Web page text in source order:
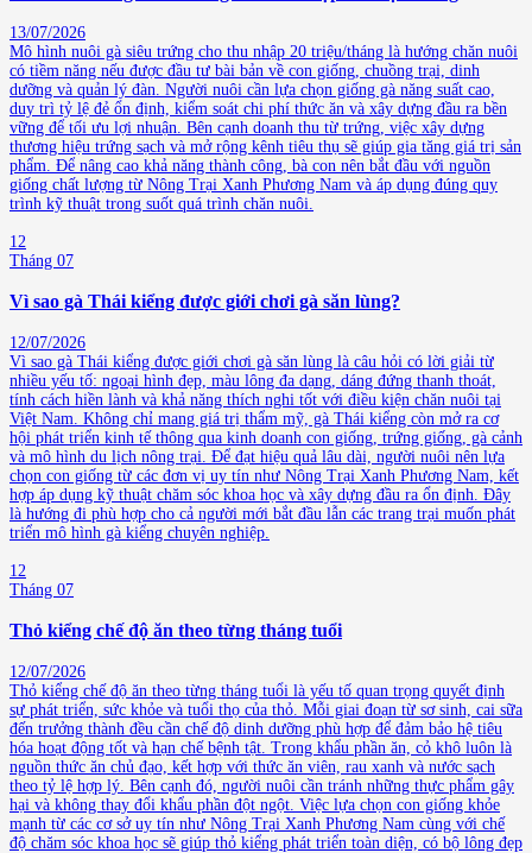
13/07/2026
Mô hình nuôi gà siêu trứng cho thu nhập 20 triệu/tháng là hướng chăn nuôi
có tiềm năng nếu được đầu tư bài bản về con giống, chuồng trại, dinh
dưỡng và quản lý đàn. Người nuôi cần lựa chọn giống gà năng suất cao,
duy trì tỷ lệ đẻ ổn định, kiểm soát chi phí thức ăn và xây dựng đầu ra bền
vững để tối ưu lợi nhuận. Bên cạnh doanh thu từ trứng, việc xây dựng
thương hiệu trứng sạch và mở rộng kênh tiêu thụ sẽ giúp gia tăng giá trị sản
phẩm. Để nâng cao khả năng thành công, bà con nên bắt đầu với nguồn
giống chất lượng từ Nông Trại Xanh Phương Nam và áp dụng đúng quy
trình kỹ thuật trong suốt quá trình chăn nuôi.
12
Tháng 07
Vì sao gà Thái kiểng được giới chơi gà săn lùng?
12/07/2026
Vì sao gà Thái kiểng được giới chơi gà săn lùng là câu hỏi có lời giải từ
nhiều yếu tố: ngoại hình đẹp, màu lông đa dạng, dáng đứng thanh thoát,
tính cách hiền lành và khả năng thích nghi tốt với điều kiện chăn nuôi tại
Việt Nam. Không chỉ mang giá trị thẩm mỹ, gà Thái kiểng còn mở ra cơ
hội phát triển kinh tế thông qua kinh doanh con giống, trứng giống, gà cảnh
và mô hình du lịch nông trại. Để đạt hiệu quả lâu dài, người nuôi nên lựa
chọn con giống từ các đơn vị uy tín như Nông Trại Xanh Phương Nam, kết
hợp áp dụng kỹ thuật chăm sóc khoa học và xây dựng đầu ra ổn định. Đây
là hướng đi phù hợp cho cả người mới bắt đầu lẫn các trang trại muốn phát
triển mô hình gà kiểng chuyên nghiệp.
12
Tháng 07
Thỏ kiểng chế độ ăn theo từng tháng tuổi
12/07/2026
Thỏ kiểng chế độ ăn theo từng tháng tuổi là yếu tố quan trọng quyết định
sự phát triển, sức khỏe và tuổi thọ của thỏ. Mỗi giai đoạn từ sơ sinh, cai sữa
đến trưởng thành đều cần chế độ dinh dưỡng phù hợp để đảm bảo hệ tiêu
hóa hoạt động tốt và hạn chế bệnh tật. Trong khẩu phần ăn, cỏ khô luôn là
nguồn thức ăn chủ đạo, kết hợp với thức ăn viên, rau xanh và nước sạch
theo tỷ lệ hợp lý. Bên cạnh đó, người nuôi cần tránh những thực phẩm gây
hại và không thay đổi khẩu phần đột ngột. Việc lựa chọn con giống khỏe
mạnh từ các cơ sở uy tín như Nông Trại Xanh Phương Nam cùng với chế
độ chăm sóc khoa học sẽ giúp thỏ kiểng phát triển toàn diện, có bộ lông đẹp